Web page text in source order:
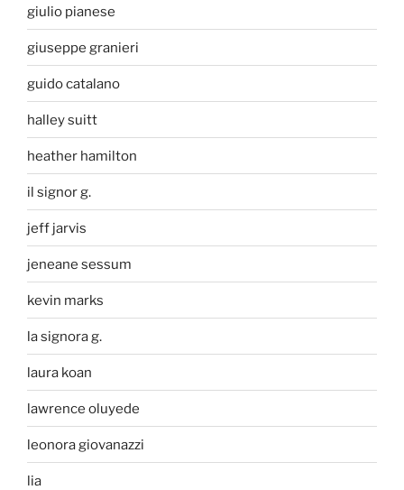
giulio pianese
giuseppe granieri
guido catalano
halley suitt
heather hamilton
il signor g.
jeff jarvis
jeneane sessum
kevin marks
la signora g.
laura koan
lawrence oluyede
leonora giovanazzi
lia